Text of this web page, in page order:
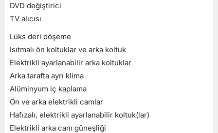
DVD değiştirici
TV alıcısı
Lüks deri döşeme
Isıtmalı ön koltuklar ve arka koltuk
Elektrikli ayarlanabilir arka koltuklar
Arka tarafta ayrı klima
Alüminyum iç kaplama
Ön ve arka elektrikli camlar
Hafızalı, elektrikli ayarlanabilir koltuk(lar)
Elektrikli arka cam güneşliği
Araçlarımız
Hizmetlerimiz
Hakkımızda
İletişim